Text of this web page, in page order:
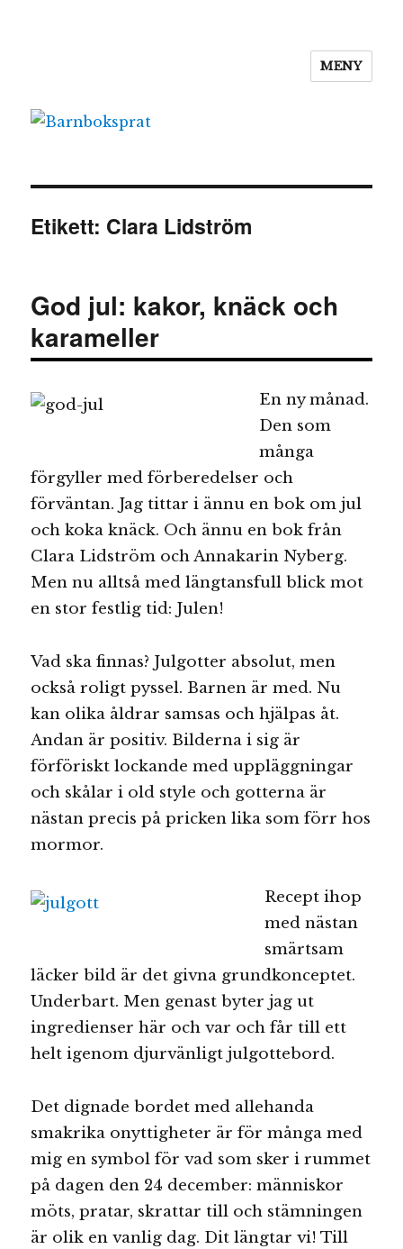
MENY
Etikett: Clara Lidström
God jul: kakor, knäck och
karameller
En ny månad.
Den som
många
förgyller med förberedelser och
förväntan. Jag tittar i ännu en bok om jul
och koka knäck. Och ännu en bok från
Clara Lidström och Annakarin Nyberg.
Men nu alltså med längtansfull blick mot
en stor festlig tid: Julen!
Vad ska finnas? Julgotter absolut, men
också roligt pyssel. Barnen är med. Nu
kan olika åldrar samsas och hjälpas åt.
Andan är positiv. Bilderna i sig är
förföriskt lockande med uppläggningar
och skålar i old style och gotterna är
nästan precis på pricken lika som förr hos
mormor.
Recept ihop
med nästan
smärtsam
läcker bild är det givna grundkonceptet.
Underbart. Men genast byter jag ut
ingredienser här och var och får till ett
helt igenom djurvänligt julgottebord.
Det dignade bordet med allehanda
smakrika onyttigheter är för många med
mig en symbol för vad som sker i rummet
på dagen den 24 december: människor
möts, pratar, skrattar till och stämningen
är olik en vanlig dag. Dit längtar vi! Till